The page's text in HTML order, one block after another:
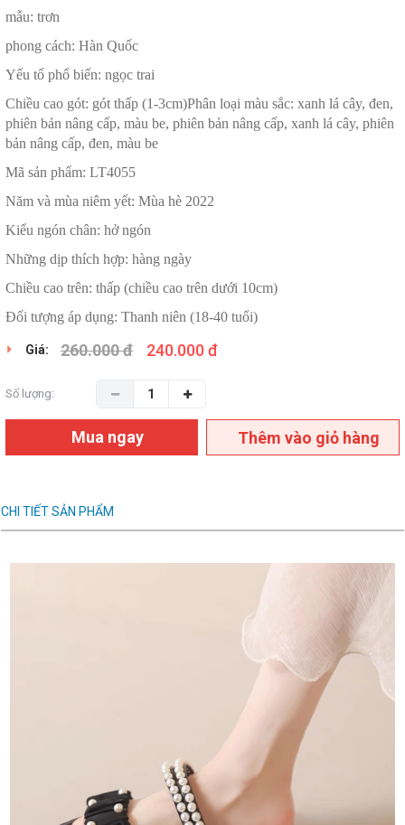
mẫu: trơn
phong cách: Hàn Quốc
Yếu tố phổ biến: ngọc trai
Chiều cao gót: gót thấp (1-3cm)Phân loại màu sắc: xanh lá cây, đen,
phiên bản nâng cấp, màu be, phiên bản nâng cấp, xanh lá cây, phiên
bản nâng cấp, đen, màu be
Mã sản phẩm: LT4055
Năm và mùa niêm yết: Mùa hè 2022
Kiểu ngón chân: hở ngón
Những dịp thích hợp: hàng ngày
Chiều cao trên: thấp (chiều cao trên dưới 10cm)
Đối tượng áp dụng: Thanh niên (18-40 tuổi)
Giá: 260.000 đ 240.000 đ
Số lượng:
Mua ngay Thêm vào giỏ hàng
CHI TIẾT SẢN PHẨM